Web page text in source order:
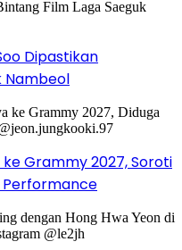
Dipastikan
Nambeol
ke Grammy 2027, Soroti
Performance